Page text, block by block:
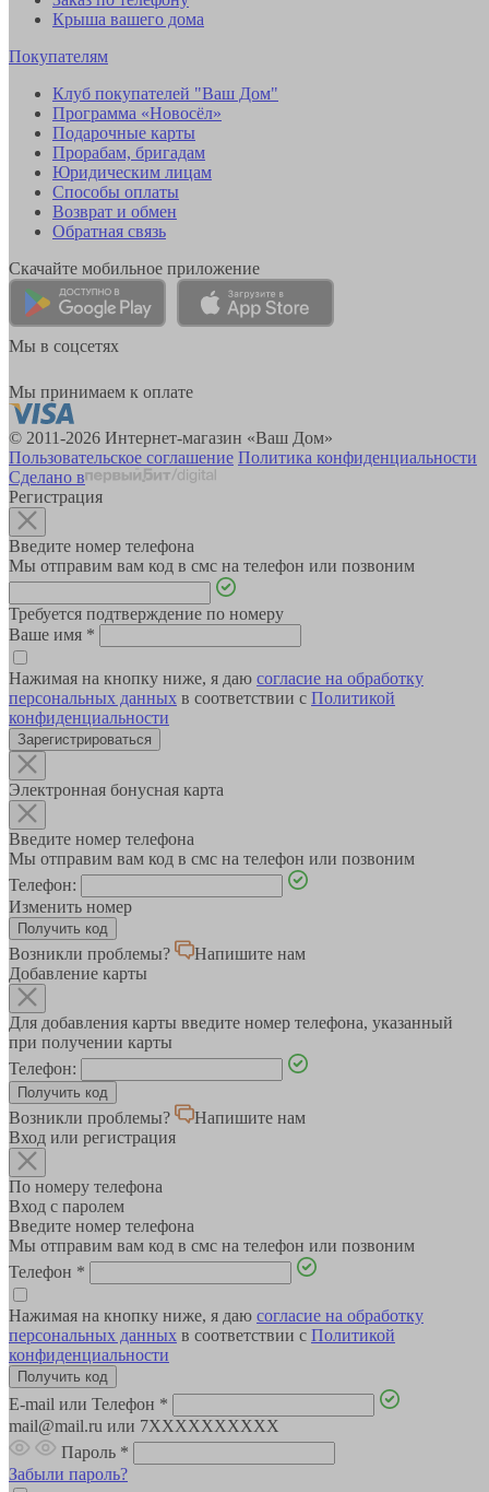
Крыша вашего дома
Покупателям
Клуб покупателей "Ваш Дом"
Программа «Новосёл»
Подарочные карты
Прорабам, бригадам
Юридическим лицам
Способы оплаты
Возврат и обмен
Обратная связь
Скачайте мобильное приложение
Мы в соцсетях
Мы принимаем к оплате
© 2011-2026 Интернет-магазин «Ваш Дом»
Пользовательское соглашение Политика конфиденциальности
Сделано в
Регистрация
Введите номер телефона
Мы отправим вам код в смс на телефон или позвоним
Требуется подтверждение по номеру
Ваше имя *
Нажимая на кнопку ниже, я даю согласие на обработку
персональных данных в соответствии с Политикой
конфиденциальности
Зарегистрироваться
Электронная бонусная карта
Введите номер телефона
Мы отправим вам код в смс на телефон или позвоним
Телефон:
Изменить номер
Возникли проблемы?
Напишите нам
Добавление карты
Для добавления карты введите номер телефона, указанный
при получении карты
Телефон:
Возникли проблемы?
Напишите нам
Вход или регистрация
По номеру телефона
Вход с паролем
Введите номер телефона
Мы отправим вам код в смс на телефон или позвоним
Телефон *
Нажимая на кнопку ниже, я даю согласие на обработку
персональных данных в соответствии с Политикой
конфиденциальности
E-mail или Телефон *
mail@mail.ru или 7XXXXXXXXXX
Пароль *
Забыли пароль?